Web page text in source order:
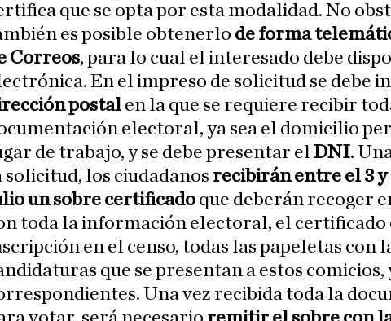
que se opta por esta modalidad. No
es posible obtenerlo de forma
Correos, para lo cual el interesado debe
En el impreso de solicitud se debe
postal en la que se requiere recibir
electoral, ya sea el domicilio
de trabajo, y se debe presentar el DNI.
solicitud, los ciudadanos recibirán entre el 3 y
un sobre certificado que deberán recoger
toda la información electoral, el certificado
en el censo, todas las papeletas con
que se presentan a estos comicios,
Una vez recibida toda la